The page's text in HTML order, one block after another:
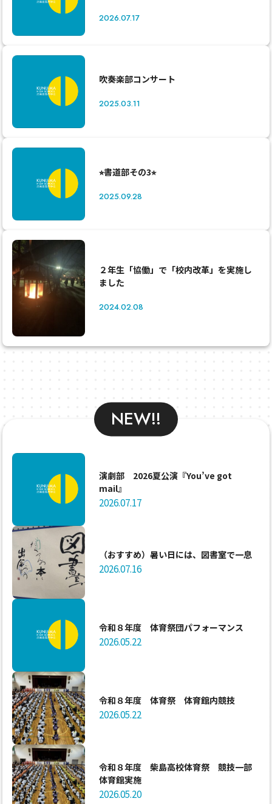
2026.07.17
吹奏楽部コンサート
2025.03.11
⭐︎書道部その3⭐︎
2025.09.28
２年生「協働」で「校内改革」を実施し
ました
2024.02.08
NEW!!
演劇部 2026夏公演『You’ve got
mail』
2026.07.17
（おすすめ）暑い日には、図書室で一息
2026.07.16
令和８年度 体育祭団パフォーマンス
2026.05.22
令和８年度 体育祭 体育館内競技
2026.05.22
令和８年度 柴島高校体育祭 競技一部
体育館実施
2026.05.20